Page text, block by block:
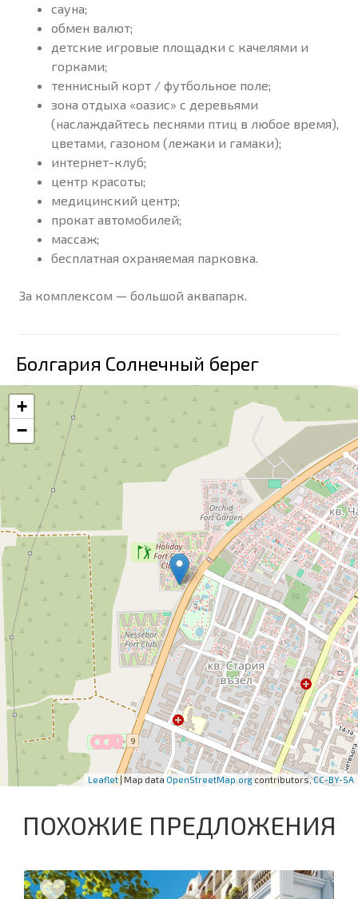
сауна;
обмен валют;
детские игровые площадки с качелями и
горками;
теннисный корт / футбольное поле;
зона отдыха «оазис» с деревьями
(наслаждайтесь песнями птиц в любое время),
цветами, газоном (лежаки и гамаки);
интернет-клуб;
центр красоты;
медицинский центр;
прокат автомобилей;
массаж;
бесплатная охраняемая парковка.
За комплексом — большой аквапарк.
Болгария Солнечный берег
+
−
Leaflet | Map data OpenStreetMap.org contributors,CC-BY-SA
ПОХОЖИЕ ПРЕДЛОЖЕНИЯ